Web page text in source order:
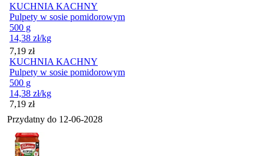
KUCHNIA KACHNY
Pulpety w sosie pomidorowym
500 g
14,38 zł/kg
Cena
7,19 zł
KUCHNIA KACHNY
Pulpety w sosie pomidorowym
500 g
14,38 zł/kg
Cena
7,19 zł
Przydatny do 12-06-2028